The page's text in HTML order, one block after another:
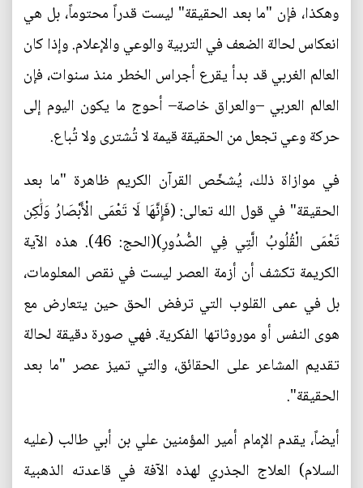
وهكذا، فإن "ما بعد الحقيقة" ليست قدراً محتوماً، بل هي
انعكاس لحالة الضعف في التربية والوعي والإعلام. وإذا كان
العالم الغربي قد بدأ يقرع أجراس الخطر منذ سنوات، فإن
العالم العربي –والعراق خاصة– أحوج ما يكون اليوم إلى
حركة وعي تجعل من الحقيقة قيمة لا تُشترى ولا تُباع.
في موازاة ذلك، يُشخّص القرآن الكريم ظاهرة "ما بعد
الحقيقة" في قول الله تعالى: (فَإِنَّهَا لَا تَعْمَى الْأَبْصَارُ وَلَٰكِن
تَعْمَى الْقُلُوبُ الَّتِي فِي الصُّدُورِ)(الحج: 46). هذه الآية
الكريمة تكشف أن أزمة العصر ليست في نقص المعلومات،
بل في عمى القلوب التي ترفض الحق حين يتعارض مع
هوى النفس أو موروثاتها الفكرية. فهي صورة دقيقة لحالة
تقديم المشاعر على الحقائق، والتي تميز عصر "ما بعد
الحقيقة".
أيضاً، يقدم الإمام أمير المؤمنين علي بن أبي طالب (عليه
السلام) العلاج الجذري لهذه الآفة في قاعدته الذهبية